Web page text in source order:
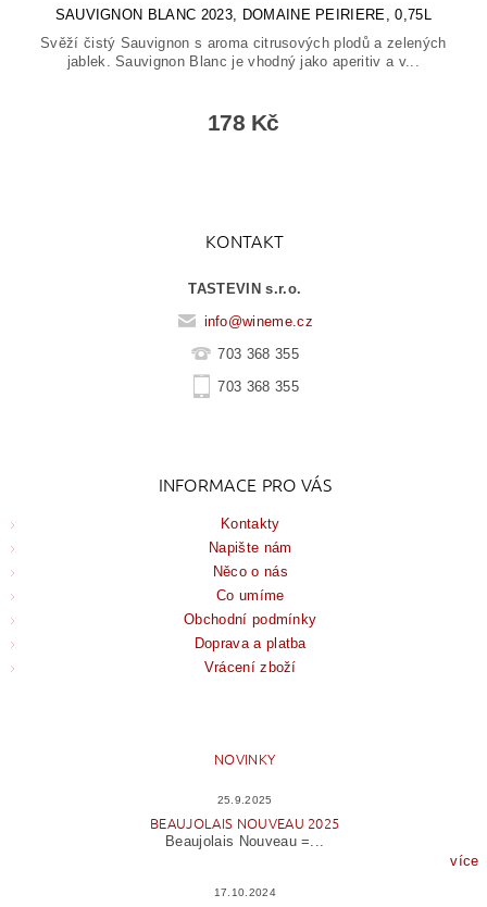
SAUVIGNON BLANC 2023, DOMAINE PEIRIERE, 0,75L
Svěží čistý Sauvignon s aroma citrusových plodů a zelených
jablek. Sauvignon Blanc je vhodný jako aperitiv a v...
178 Kč
KONTAKT
TASTEVIN s.r.o.
info@wineme.cz
703 368 355
703 368 355
INFORMACE PRO VÁS
Kontakty
Napište nám
Něco o nás
Co umíme
Obchodní podmínky
Doprava a platba
Vrácení zboží
NOVINKY
25.9.2025
BEAUJOLAIS NOUVEAU 2025
Beaujolais Nouveau =...
více
17.10.2024